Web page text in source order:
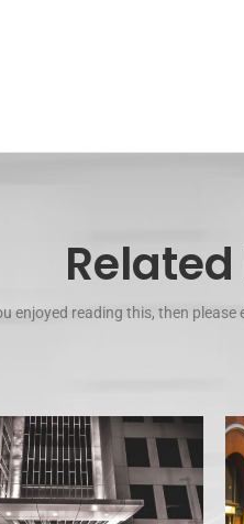
enjoyed reading this, then